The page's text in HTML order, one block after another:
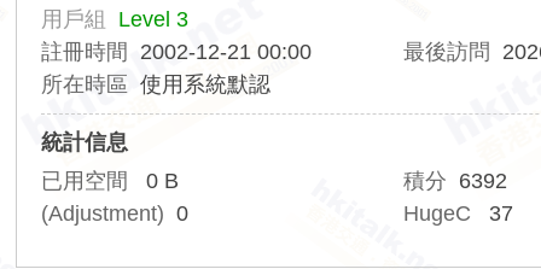
用戶組 Level 3
註冊時間
2002-12-21 00:00 最後訪問
所在時區
使用系統默認
統計信息
已用空間
0 B 積分 6392
(Adjustment) 0 HugeC 37